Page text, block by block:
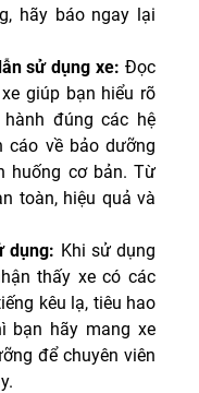
hãy báo ngay lại
sử dụng xe: Đọc
giúp bạn hiểu rõ
đúng các hệ
cáo về bảo dưỡng
huống cơ bản. Từ
toàn, hiệu quả và
dụng: Khi sử dụng
thấy xe có các
kêu lạ, tiêu hao
bạn hãy mang xe
để chuyên viên